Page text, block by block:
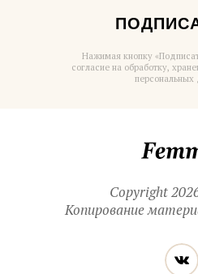
Нажимая кнопку
согласие на обработку,
персональных
Copyright
Копирование
нас